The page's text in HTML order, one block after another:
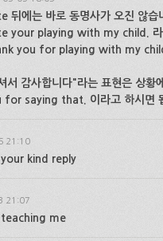
뒤에는 바로 동명사가 오진 않습
your playing with my child. 라
you for playing with my
서 감사합니다"라는 표현은 상황
for saying that. 이라고 하시면
21:10
kind reply
21:07
me